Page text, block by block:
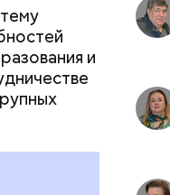
и
в
и